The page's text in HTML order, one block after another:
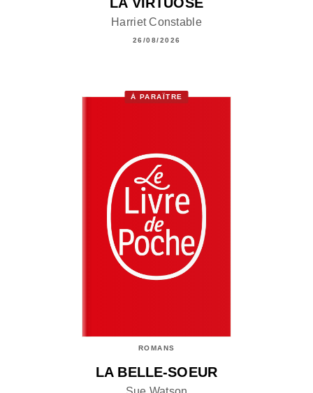
Harriet Constable
26/08/2026
À PARAÎTRE
ROMANS
LA BELLE-SOEUR